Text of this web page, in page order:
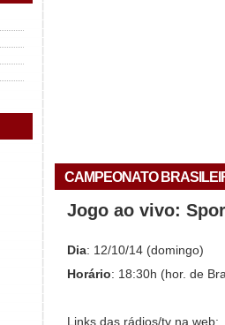
CAMPEONATO
Jogo ao vivo:
Dia: 12/10/14 (domingo)
Horário: 18:30h (hor. de
Links das rádios/tv na web: